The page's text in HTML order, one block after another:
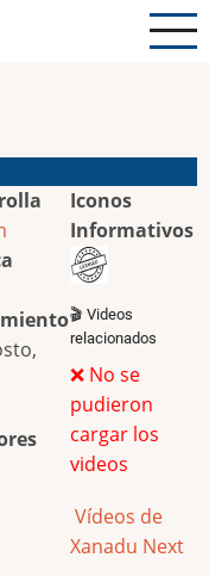
Iconos
Informativos
🎬 Videos
relacionados
❌ No se
pudieron
cargar los
videos
Vídeos de
Xanadu Next